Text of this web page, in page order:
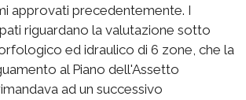
approvati precedentemente. I
riguardano la valutazione sotto
ed idraulico di 6 zone, che la
al Piano dell'Assetto
ad un successivo